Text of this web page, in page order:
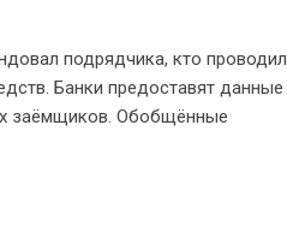
подрядчика, кто проводил
Банки предоставят данные
заёмщиков. Обобщённые